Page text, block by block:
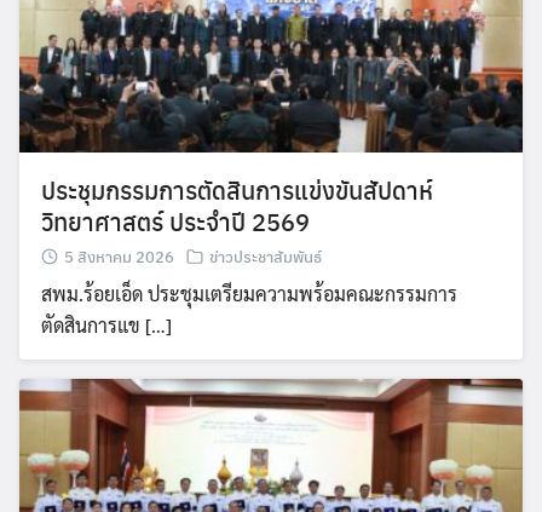
ประชุมกรรมการตัดสินการแข่งขันสัปดาห์
วิทยาศาสตร์ ประจำปี 2569
5 สิงหาคม 2026 ข่าวประชาสัมพันธ์
สพม.ร้อยเอ็ด ประชุมเตรียมความพร้อมคณะกรรมการ
ตัดสินการแข […]